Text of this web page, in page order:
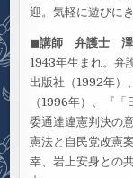
迎。気軽に遊びにき
◼︎講師 弁護士 澤
1943年生まれ。弁
出版社（1992年）
（1996年）、『
委通達違憲判決の
憲法と自民党改憲
幸、岩上安身との